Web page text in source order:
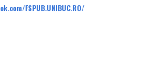
FSPUB.UNIBUC.RO/